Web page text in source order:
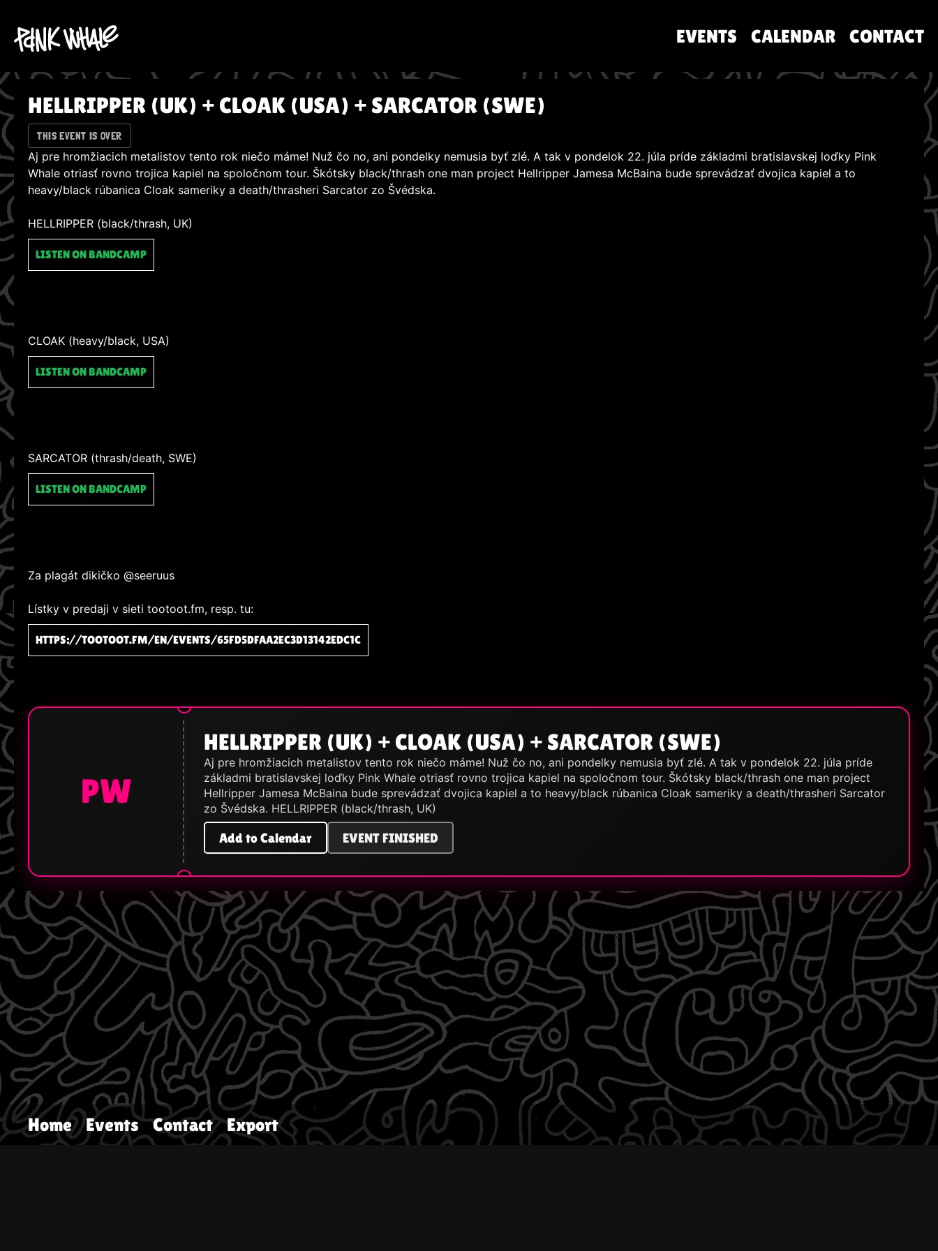
EVENTS CALENDAR CONTACT
HELLRIPPER (UK) + CLOAK (USA) + SARCATOR (SWE)
THIS EVENT IS OVER
Aj pre hromžiacich metalistov tento rok niečo máme! Nuž čo no, ani pondelky nemusia byť zlé. A tak v pondelok 22. júla príde základmi bratislavskej loďky Pink
Whale otriasť rovno trojica kapiel na spoločnom tour. Škótsky black/thrash one man project Hellripper Jamesa McBaina bude sprevádzať dvojica kapiel a to
heavy/black rúbanica Cloak sameriky a death/thrasheri Sarcator zo Švédska.
HELLRIPPER (black/thrash, UK)
LISTEN ON BANDCAMP
CLOAK (heavy/black, USA)
LISTEN ON BANDCAMP
SARCATOR (thrash/death, SWE)
LISTEN ON BANDCAMP
Za plagát dikičko @seeruus
Lístky v predaji v sieti tootoot.fm, resp. tu:
HTTPS://TOOTOOT.FM/EN/EVENTS/65FD5DFAA2EC3D13142EDC1C
PW
HELLRIPPER (UK) + CLOAK (USA) + SARCATOR (SWE)
Aj pre hromžiacich metalistov tento rok niečo máme! Nuž čo no, ani pondelky nemusia byť zlé. A tak v pondelok 22. júla príde
základmi bratislavskej loďky Pink Whale otriasť rovno trojica kapiel na spoločnom tour. Škótsky black/thrash one man project
Hellripper Jamesa McBaina bude sprevádzať dvojica kapiel a to heavy/black rúbanica Cloak sameriky a death/thrasheri Sarcator
zo Švédska. HELLRIPPER (black/thrash, UK)
Add to Calendar EVENT FINISHED
Home Events Contact Export